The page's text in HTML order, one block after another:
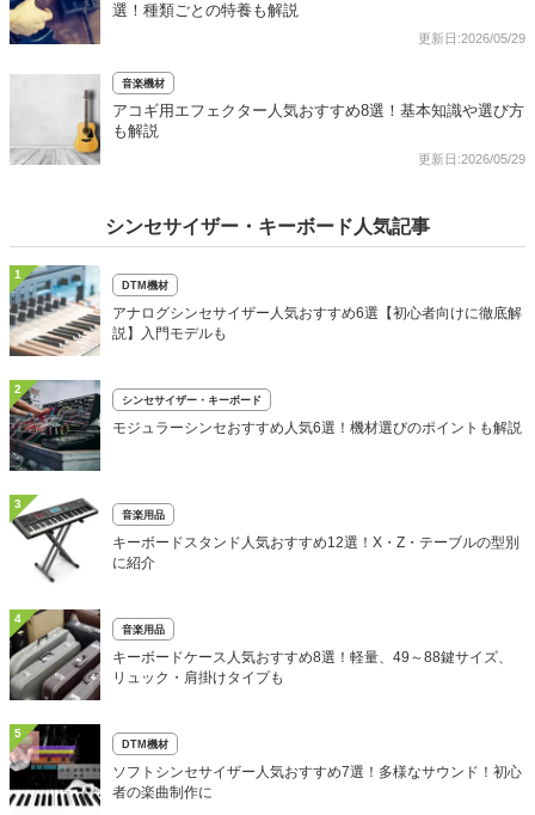
選！種類ごとの特養も解説
更新日:2026/05/29
音楽機材
アコギ用エフェクター人気おすすめ8選！基本知識や選び方
も解説
更新日:2026/05/29
シンセサイザー・キーボード人気記事
1
DTM機材
アナログシンセサイザー人気おすすめ6選【初心者向けに徹底解
説】入門モデルも
2
シンセサイザー・キーボード
モジュラーシンセおすすめ人気6選！機材選びのポイントも解説
3
音楽用品
キーボードスタンド人気おすすめ12選！X・Z・テーブルの型別
に紹介
4
音楽用品
キーボードケース人気おすすめ8選！軽量、49～88鍵サイズ、
リュック・肩掛けタイプも
5
DTM機材
ソフトシンセサイザー人気おすすめ7選！多様なサウンド！初心
者の楽曲制作に